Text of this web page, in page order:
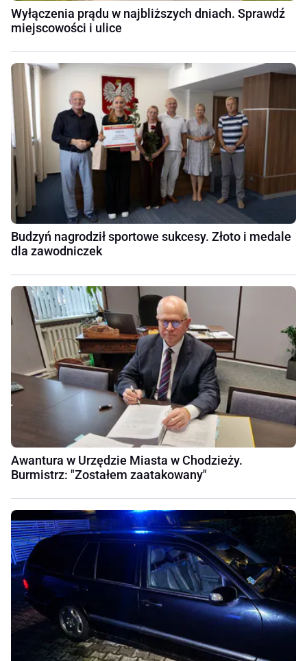
Wyłączenia prądu w najbliższych dniach. Sprawdź
miejscowości i ulice
Budzyń nagrodził sportowe sukcesy. Złoto i medale
dla zawodniczek
Awantura w Urzędzie Miasta w Chodzieży.
Burmistrz: "Zostałem zaatakowany"